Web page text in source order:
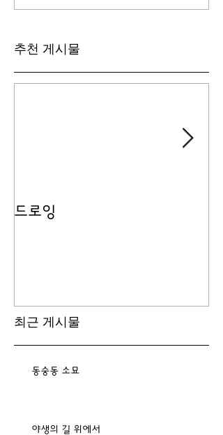
추천 게시물
드로잉
최근 게시물
동숭동 소묘
야생의 길 위에서